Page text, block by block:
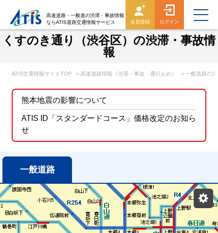
高速道路・一般道の渋滞・事故情報
ならATIS道路交通情報サービス
会員登録 ログイン
くすのき通り（渋谷区）の渋滞・事故情
報
ATIS交通情報サイトTOP > 高速道路情報（渋滞・事故・通行止め） > 一般道路の
熊本地震の影響について
ATIS ID「スタンダードコース」価格改定のお知ら
せ
一般道路